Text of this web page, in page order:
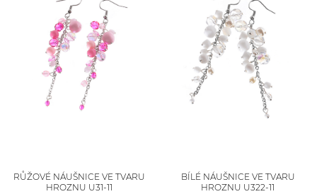
RŮŽOVÉ NÁUŠNICE VE TVARU
HROZNU U31-11
BÍLÉ NÁUŠNICE VE TVARU
HROZNU U322-11